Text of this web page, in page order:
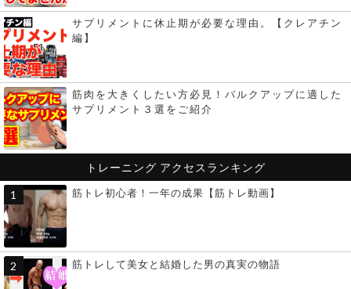
サプリメントに休止期が必要な理由。【クレアチン
編】
筋肉を大きくしたい方必見！バルクアップに適した
サプリメント３選をご紹介
トレーニング アクセスランキング
筋トレ初心者！一年の成果【筋トレ動画】
筋トレして美女と結婚した男の真実の物語